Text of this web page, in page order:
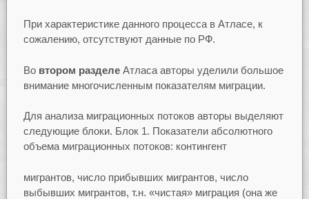
При характеристике данного процесса в Атласе, к
сожалению, отсутствуют данные по РФ.
Во втором разделеАтласа авторы уделили большое
внимание многочисленным показателям миграции.
Для анализа миграционных потоков авторы выделяют
следующие блоки. Блок 1. Показатели абсолютного
объема миграционных потоков: контингент
мигрантов, число прибывших мигрантов, число
выбывших мигрантов, т.н. «чистая» миграция (она же